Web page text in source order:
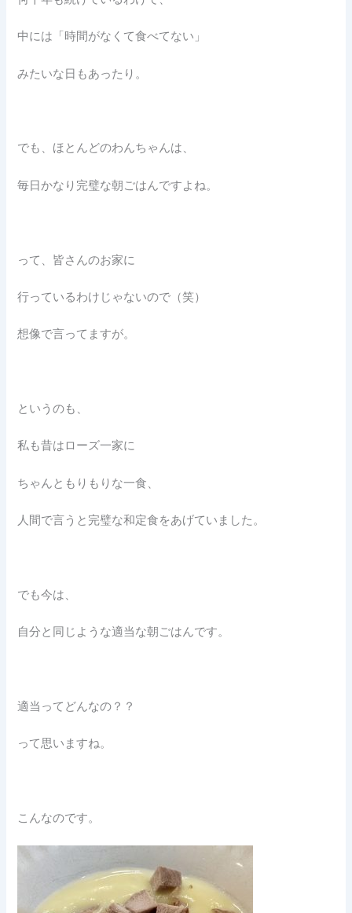
中には「時間がなくて食べてない」
みたいな日もあったり。
でも、ほとんどのわんちゃんは、
毎日かなり完璧な朝ごはんですよね。
って、皆さんのお家に
行っているわけじゃないので（笑）
想像で言ってますが。
というのも、
私も昔はローズ一家に
ちゃんともりもりな一食、
人間で言うと完璧な和定食をあげていました。
でも今は、
自分と同じような適当な朝ごはんです。
適当ってどんなの？？
って思いますね。
こんなのです。